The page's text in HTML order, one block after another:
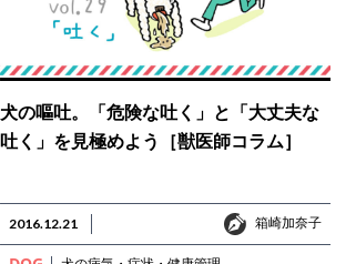
犬の嘔吐。「危険な吐く」と「大丈夫な
吐く」を見極めよう［獣医師コラム］
2016.12.21 箱崎加奈子
箱崎加奈子